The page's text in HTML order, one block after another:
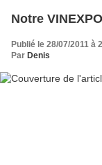
Notre VINEXPO
Publié le 28/07/2011 à
Par Denis